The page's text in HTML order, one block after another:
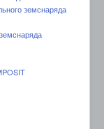
земснаряда